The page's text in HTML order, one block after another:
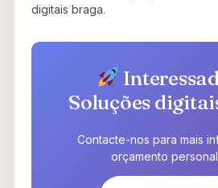
digitais braga.
Soluções
Contacte-nos para mais
orçamento